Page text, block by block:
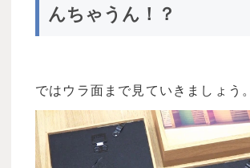
んちゃうん！？
ではウラ面まで見ていきましょう。